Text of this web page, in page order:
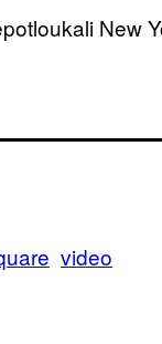
New
video